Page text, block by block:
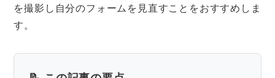
を撮影し自分のフォームを見直すことをおすすめしま
す。